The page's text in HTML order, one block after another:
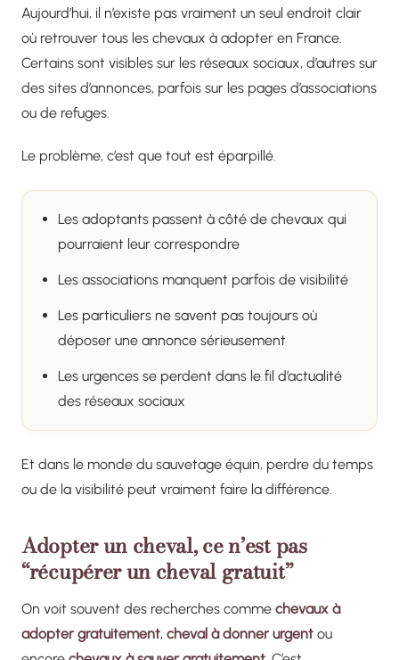
Aujourd’hui, il n’existe pas vraiment un seul endroit clair
où retrouver tous les chevaux à adopter en France.
Certains sont visibles sur les réseaux sociaux, d’autres sur
des sites d’annonces, parfois sur les pages d’associations
ou de refuges.
Le problème, c’est que tout est éparpillé.
Les adoptants passent à côté de chevaux qui
pourraient leur correspondre
Les associations manquent parfois de visibilité
Les particuliers ne savent pas toujours où
déposer une annonce sérieusement
Les urgences se perdent dans le fil d’actualité
des réseaux sociaux
Et dans le monde du sauvetage équin, perdre du temps
ou de la visibilité peut vraiment faire la différence.
Adopter un cheval, ce n’est pas
“récupérer un cheval gratuit”
On voit souvent des recherches comme chevaux à
adopter gratuitement, cheval à donner urgent ou